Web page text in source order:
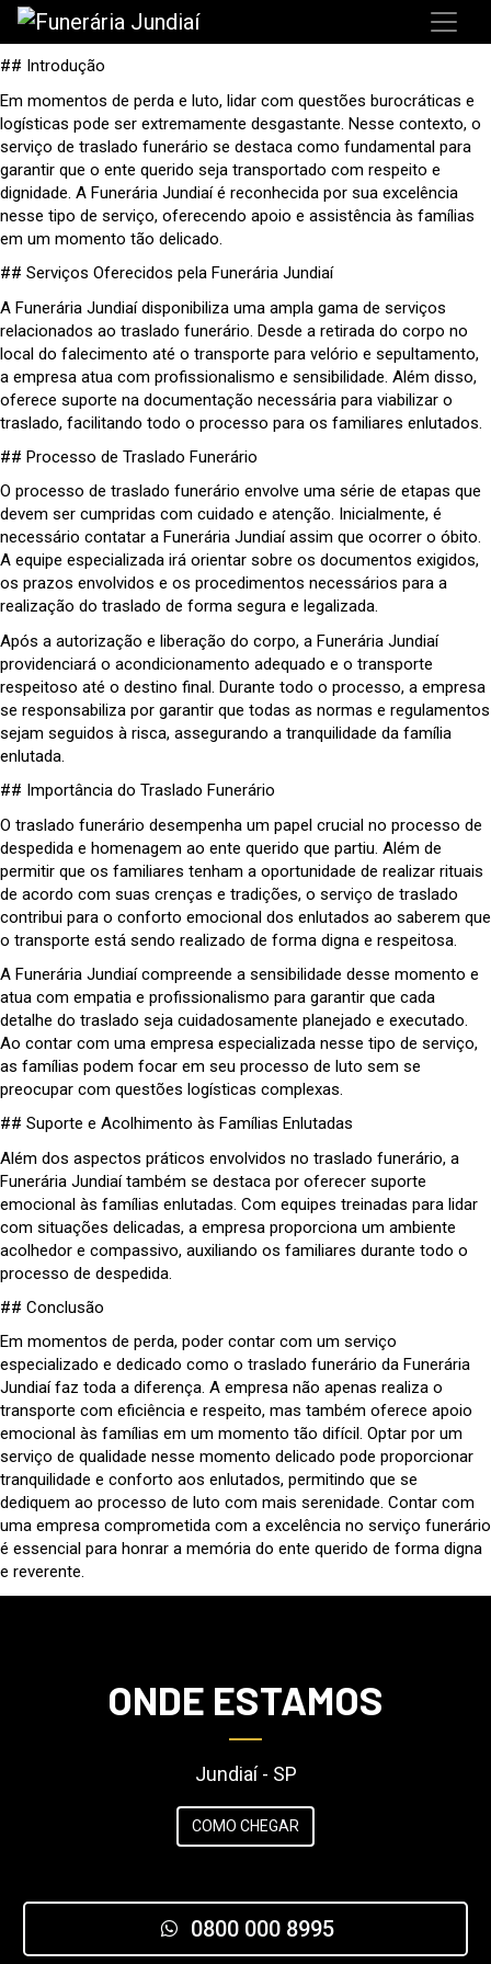
## Introdução
Em momentos de perda e luto, lidar com questões burocráticas e
logísticas pode ser extremamente desgastante. Nesse contexto, o
serviço de traslado funerário se destaca como fundamental para
garantir que o ente querido seja transportado com respeito e
dignidade. A Funerária Jundiaí é reconhecida por sua excelência
nesse tipo de serviço, oferecendo apoio e assistência às famílias
em um momento tão delicado.
## Serviços Oferecidos pela Funerária Jundiaí
A Funerária Jundiaí disponibiliza uma ampla gama de serviços
relacionados ao traslado funerário. Desde a retirada do corpo no
local do falecimento até o transporte para velório e sepultamento,
a empresa atua com profissionalismo e sensibilidade. Além disso,
oferece suporte na documentação necessária para viabilizar o
traslado, facilitando todo o processo para os familiares enlutados.
## Processo de Traslado Funerário
O processo de traslado funerário envolve uma série de etapas que
devem ser cumpridas com cuidado e atenção. Inicialmente, é
necessário contatar a Funerária Jundiaí assim que ocorrer o óbito.
A equipe especializada irá orientar sobre os documentos exigidos,
os prazos envolvidos e os procedimentos necessários para a
realização do traslado de forma segura e legalizada.
Após a autorização e liberação do corpo, a Funerária Jundiaí
providenciará o acondicionamento adequado e o transporte
respeitoso até o destino final. Durante todo o processo, a empresa
se responsabiliza por garantir que todas as normas e regulamentos
sejam seguidos à risca, assegurando a tranquilidade da família
enlutada.
## Importância do Traslado Funerário
O traslado funerário desempenha um papel crucial no processo de
despedida e homenagem ao ente querido que partiu. Além de
permitir que os familiares tenham a oportunidade de realizar rituais
de acordo com suas crenças e tradições, o serviço de traslado
contribui para o conforto emocional dos enlutados ao saberem que
o transporte está sendo realizado de forma digna e respeitosa.
A Funerária Jundiaí compreende a sensibilidade desse momento e
atua com empatia e profissionalismo para garantir que cada
detalhe do traslado seja cuidadosamente planejado e executado.
Ao contar com uma empresa especializada nesse tipo de serviço,
as famílias podem focar em seu processo de luto sem se
preocupar com questões logísticas complexas.
## Suporte e Acolhimento às Famílias Enlutadas
Além dos aspectos práticos envolvidos no traslado funerário, a
Funerária Jundiaí também se destaca por oferecer suporte
emocional às famílias enlutadas. Com equipes treinadas para lidar
com situações delicadas, a empresa proporciona um ambiente
acolhedor e compassivo, auxiliando os familiares durante todo o
processo de despedida.
## Conclusão
Em momentos de perda, poder contar com um serviço
especializado e dedicado como o traslado funerário da Funerária
Jundiaí faz toda a diferença. A empresa não apenas realiza o
transporte com eficiência e respeito, mas também oferece apoio
emocional às famílias em um momento tão difícil. Optar por um
serviço de qualidade nesse momento delicado pode proporcionar
tranquilidade e conforto aos enlutados, permitindo que se
dediquem ao processo de luto com mais serenidade. Contar com
uma empresa comprometida com a excelência no serviço funerário
é essencial para honrar a memória do ente querido de forma digna
e reverente.
ONDE ESTAMOS
Jundiaí - SP
COMO CHEGAR
0800 000 8995